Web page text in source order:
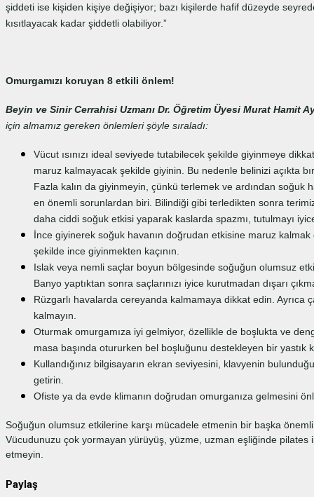
şiddeti ise kişiden kişiye değişiyor; bazı kişilerde hafif düzeyde
kısıtlayacak kadar şiddetli olabiliyor.”
Omurgamızı koruyan 8 etkili önlem!
Beyin ve Sinir Cerrahisi Uzmanı Dr. Öğretim Üyesi Murat Hamit
için almamız gereken önlemleri şöyle sıraladı:
Vücut ısınızı ideal seviyede tutabilecek şekilde giyinmeye
maruz kalmayacak şekilde giyinin. Bu nedenle belinizi açıkta
Fazla kalın da giyinmeyin, çünkü terlemek ve ardından soğuk
en önemli sorunlardan biri. Bilindiği gibi terledikten sonra
daha ciddi soğuk etkisi yaparak kaslarda spazmı, tutulmayı
İnce giyinerek soğuk havanın doğrudan etkisine maruz
şekilde ince giyinmekten kaçının.
Islak veya nemli saçlar boyun bölgesinde soğuğun olumsuz
Banyo yaptıktan sonra saçlarınızı iyice kurutmadan dışarı
Rüzgarlı havalarda cereyanda kalmamaya dikkat edin. Ayrıca
kalmayın.
Oturmak omurgamıza iyi gelmiyor, özellikle de boşlukta ve
masa başında otururken bel boşluğunu destekleyen bir
Kullandığınız bilgisayarın ekran seviyesini, klavyenin
getirin.
Ofiste ya da evde klimanın doğrudan omurganıza gelmesini
Soğuğun olumsuz etkilerine karşı mücadele etmenin bir başka
Vücudunuzu çok yormayan yürüyüş, yüzme, uzman eşliğinde pilates
etmeyin.
Paylaş